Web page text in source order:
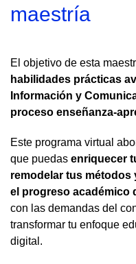
maestría
El objetivo de esta
habilidades prácticas
Información y
proceso enseñanza-
Este programa virtual
que puedas enriquecer
remodelar tus
el progreso académico
con las demandas del
transformar tu enfoque
digital.